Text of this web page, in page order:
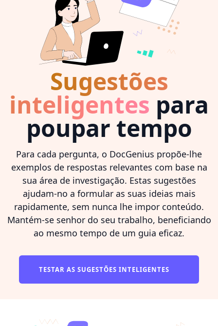
Sugestões
inteligentes para
poupar tempo
Para cada pergunta, o DocGenius propõe-lhe
exemplos de respostas relevantes com base na
sua área de investigação. Estas sugestões
ajudam-no a formular as suas ideias mais
rapidamente, sem nunca lhe impor conteúdo.
Mantém-se senhor do seu trabalho, beneficiando
ao mesmo tempo de um guia eficaz.
TESTAR AS SUGESTÕES INTELIGENTES